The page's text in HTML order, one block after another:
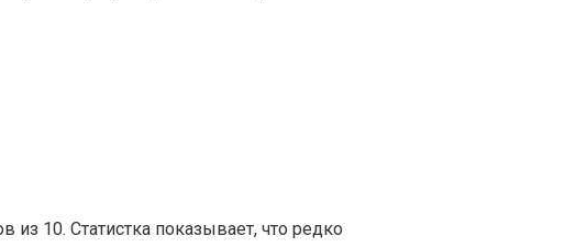
10. Статистка показывает, что редко